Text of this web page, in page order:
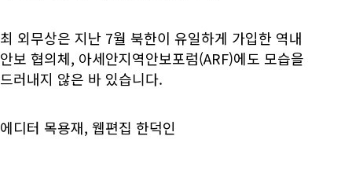
최 외무상은 지난 7월 북한이 유일하게 가입한 역내
안보 협의체, 아세안지역안보포럼(ARF)에도 모습을
드러내지 않은 바 있습니다.
에디터 목용재, 웹편집 한덕인